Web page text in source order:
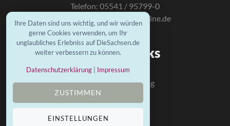
Telefon: 05541 / 95799-0
info@mundus-online.de
Wichtige Links
Kontakt
Datenschutzerklärung
Impressum
Mundus Homepage
Ihre Daten sind uns wichtig, und wir würden
gerne Cookies verwenden, um Ihr
unglaubliches Erlebniss auf DieSachsen.de
weiter verbessern zu können.
Datenschutzerklärung Impressum
ZUSTIMMEN
EINSTELLUNGEN